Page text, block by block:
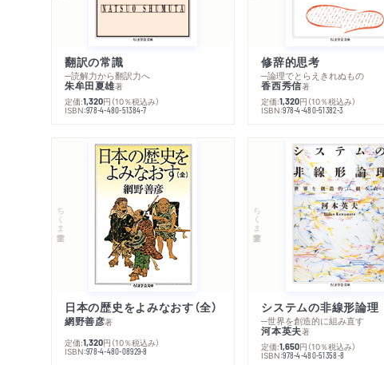
翻訳の常識
─読解力から翻訳力へ
朱牟田夏雄著
定価:1,320円 （10％税込み）
ISBN:978-4-480-51384-7
修辞的思考
─論理でとらえきれぬもの
香西秀信著
定価:1,320円 （10％税込み）
ISBN:978-4-480-51382-3
ちくま学芸文庫
日本の歴史をよみなおす（全）
網野善彦著
定価:1,320円 （10％税込み）
ISBN:978-4-480-08929-8
ちくま学芸文庫
システムの非線形論理
─世界を創造的に組み直す
河本英夫著
定価:1,650円 （10％税込み）
ISBN:978-4-480-51358-8